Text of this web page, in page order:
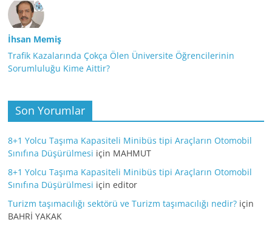
İhsan Memiş
Trafik Kazalarında Çokça Ölen Üniversite Öğrencilerinin
Sorumluluğu Kime Aittir?
Son Yorumlar
8+1 Yolcu Taşıma Kapasiteli Minibüs tipi Araçların Otomobil
Sınıfına Düşürülmesi için MAHMUT
8+1 Yolcu Taşıma Kapasiteli Minibüs tipi Araçların Otomobil
Sınıfına Düşürülmesi içineditor
Turizm taşımacılığı sektörü ve Turizm taşımacılığı nedir? için
BAHRİ YAKAK